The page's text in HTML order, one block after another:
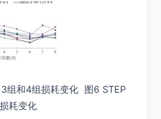
组和4组损耗变化 图6 STEP
耗变化